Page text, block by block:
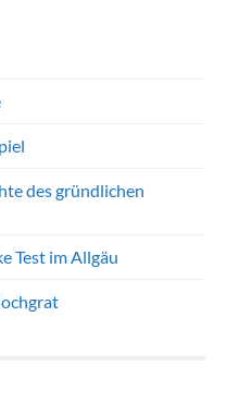
des gründlichen
Test im Allgäu